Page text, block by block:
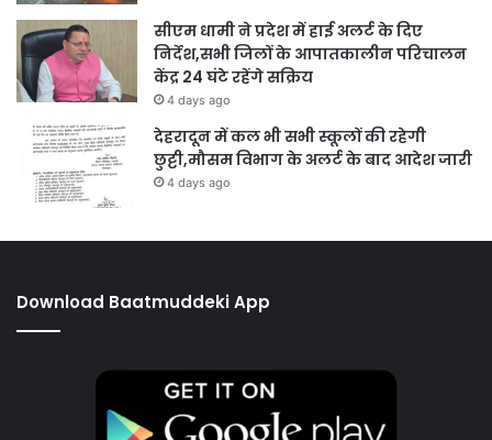
सीएम धामी ने प्रदेश में हाई अलर्ट के दिए
निर्देश,सभी जिलों के आपातकालीन परिचालन
केंद्र 24 घंटे रहेंगे सक्रिय
4 days ago
देहरादून में कल भी सभी स्कूलों की रहेगी
छुट्टी,मौसम विभाग के अलर्ट के बाद आदेश जारी
4 days ago
Download Baatmuddeki App